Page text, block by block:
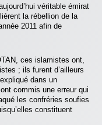
véritable émirat
la rébellion de la
2011 afin de
ces islamistes ont,
; ils furent d’ailleurs
dans un
commis une erreur qui
les confréries soufies
constituent